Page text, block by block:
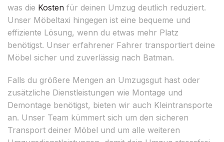
was die Kosten für deinen Umzug deutlich reduziert.
Unser Möbeltaxi hingegen ist eine bequeme und
effiziente Lösung, wenn du etwas mehr Platz
benötigst. Unser erfahrener Fahrer transportiert deine
Möbel sicher und zuverlässig nach Batman.
Falls du größere Mengen an Umzugsgut hast oder
zusätzliche Dienstleistungen wie Montage und
Demontage benötigst, bieten wir auch Kleintransporte
an. Unser Team kümmert sich um den sicheren
Transport deiner Möbel und um alle weiteren